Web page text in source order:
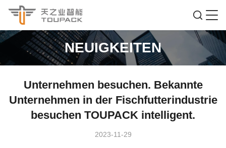
NEUIGKEITEN
Unternehmen besuchen. Bekannte
Unternehmen in der Fischfutterindustrie
besuchen TOUPACK intelligent.
2023-11-29